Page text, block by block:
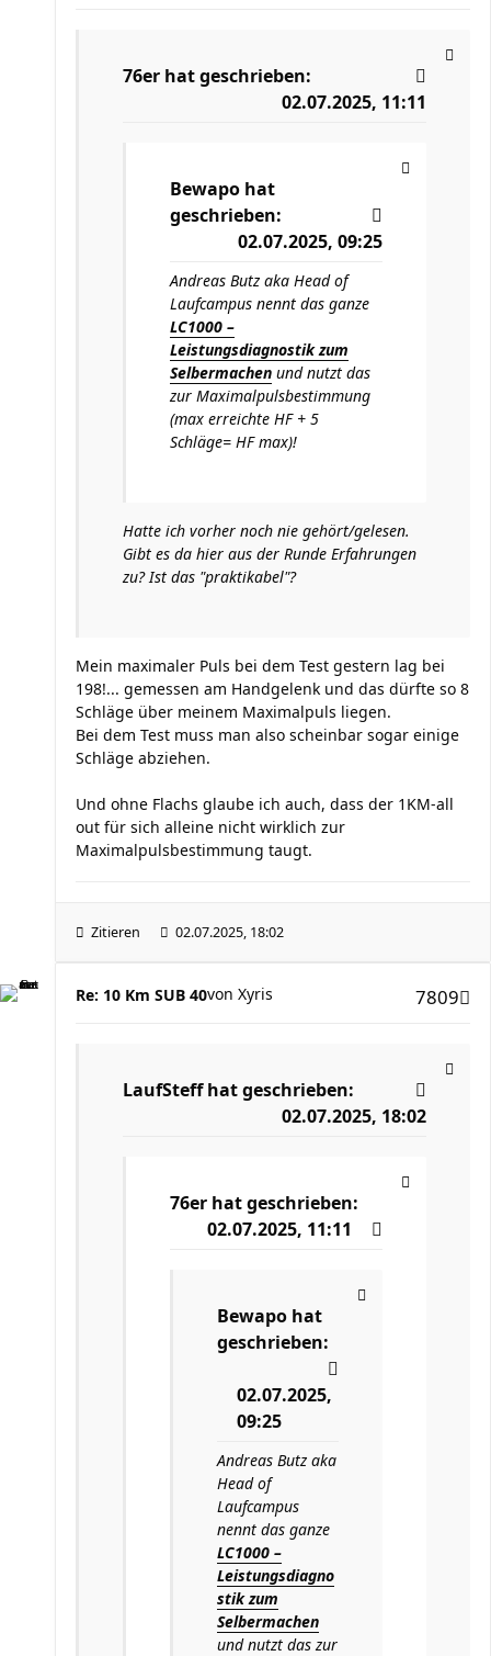
76er hat geschrieben:
02.07.2025, 11:11
Bewapo hat
geschrieben:
02.07.2025, 09:25
Andreas Butz aka Head of
Laufcampus nennt das ganze
LC1000 –
Leistungsdiagnostik zum
Selbermachen und nutzt das
zur Maximalpulsbestimmung
(max erreichte HF + 5
Schläge= HF max)!
Hatte ich vorher noch nie gehört/gelesen.
Gibt es da hier aus der Runde Erfahrungen
zu? Ist das "praktikabel"?
Mein maximaler Puls bei dem Test gestern lag bei
198!... gemessen am Handgelenk und das dürfte so 8
Schläge über meinem Maximalpuls liegen.
Bei dem Test muss man also scheinbar sogar einige
Schläge abziehen.
Und ohne Flachs glaube ich auch, dass der 1KM-all
out für sich alleine nicht wirklich zur
Maximalpulsbestimmung taugt.
Zitieren 02.07.2025, 18:02
Re: 10 Km SUB 40 7809
von Xyris
LaufSteffhat geschrieben:
02.07.2025, 18:02
76er hat geschrieben:
02.07.2025, 11:11
Bewapo hat
geschrieben:
02.07.2025,
09:25
Andreas Butz aka
Head of
Laufcampus
nennt das ganze
LC1000 –
Leistungsdiagno
stik zum
Selbermachen
und nutzt das zur